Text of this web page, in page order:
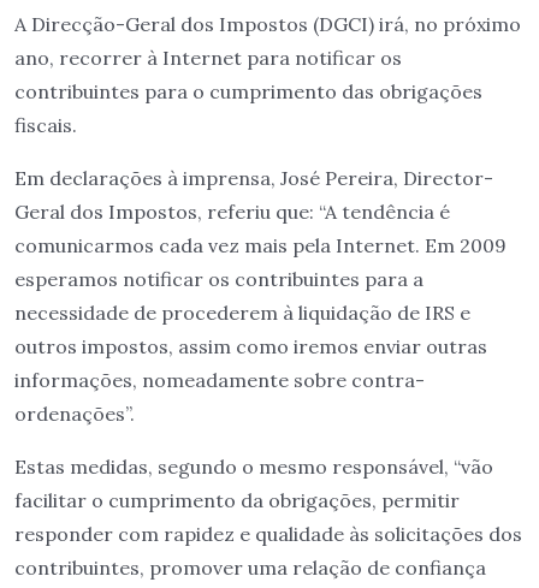
A Direcção-Geral dos Impostos (DGCI) irá, no próximo
ano, recorrer à Internet para notificar os
contribuintes para o cumprimento das obrigações
fiscais.
Em declarações à imprensa, José Pereira, Director-
Geral dos Impostos, referiu que: “A tendência é
comunicarmos cada vez mais pela Internet. Em 2009
esperamos notificar os contribuintes para a
necessidade de procederem à liquidação de IRS e
outros impostos, assim como iremos enviar outras
informações, nomeadamente sobre contra-
ordenações”.
Estas medidas, segundo o mesmo responsável, “vão
facilitar o cumprimento da obrigações, permitir
responder com rapidez e qualidade às solicitações dos
contribuintes, promover uma relação de confiança